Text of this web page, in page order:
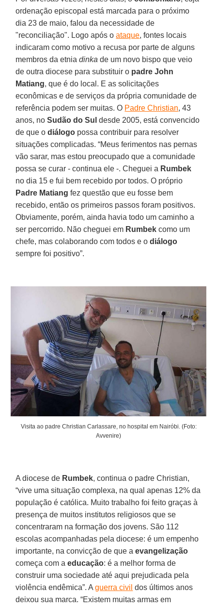
ordenação episcopal está marcada para o próximo
dia 23 de maio, falou da necessidade de
"reconciliação". Logo após oataque, fontes locais
indicaram como motivo a recusa por parte de alguns
membros da etniadinka de um novo bispo que veio
de outra diocese para substituir o padre John
Matiang, que é do local. E as solicitações
econômicas e de serviços da própria comunidade de
referência podem ser muitas. O Padre Christian, 43
anos, noSudão do Sul desde 2005, está convencido
de que odiálogo possa contribuir para resolver
situações complicadas. “Meus ferimentos nas pernas
vão sarar, mas estou preocupado que a comunidade
possa se curar - continua ele -. Cheguei a Rumbek
no dia 15 e fui bem recebido por todos. O próprio
Padre Matiang fez questão que eu fosse bem
recebido, então os primeiros passos foram positivos.
Obviamente, porém, ainda havia todo um caminho a
ser percorrido. Não cheguei em Rumbek como um
chefe, mas colaborando com todos e odiálogo
sempre foi positivo”.
Visita ao padre Christian Carlassare, no hospital em Nairóbi. (Foto:
Avvenire)
A diocese de Rumbek, continua o padre Christian,
“vive uma situação complexa, na qual apenas 12% da
população é católica. Muito trabalho foi feito graças à
presença de muitos institutos religiosos que se
concentraram na formação dos jovens. São 112
escolas acompanhadas pela diocese: é um empenho
importante, na convicção de que aevangelização
começa com aeducação: é a melhor forma de
construir uma sociedade até aqui prejudicada pela
violência endêmica”. Aguerra civil dos últimos anos
deixou sua marca. “Existem muitas armas em